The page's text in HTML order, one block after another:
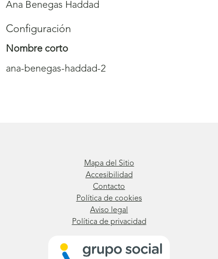
Ana Benegas Haddad
Configuración
Nombre corto
ana-benegas-haddad-2
Mapa del Sitio
Accesibilidad
Contacto
Política de cookies
Aviso legal
Política de privacidad